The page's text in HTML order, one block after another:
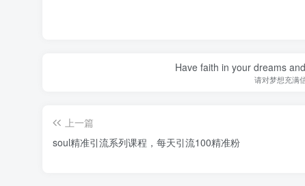
Have faith in your dreams
请对梦想充满
上一篇
soul精准引流系列课程，每天引流100精准粉